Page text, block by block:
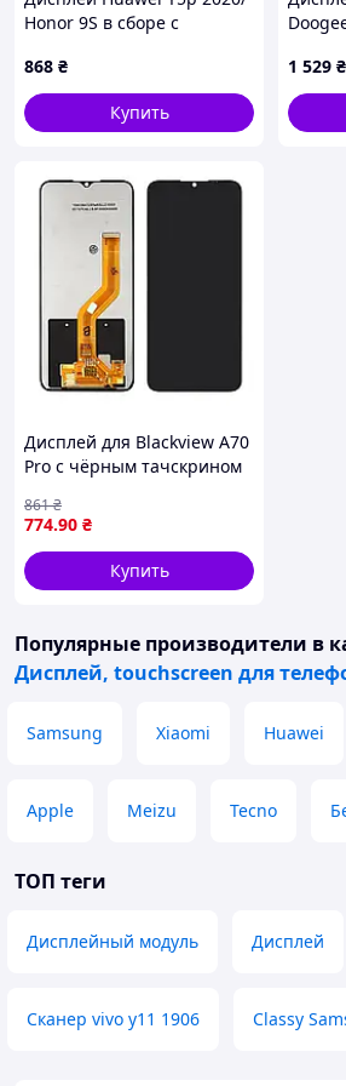
Honor 9S в сборе с
868 ₴
Купить
1 529 ₴
Дисплей для Blackview A70
Pro с чёрным тачскрином
774.90 ₴
861₴
Купить
Популярные производители в
Дисплей, touchscreen для
Samsung Xiaomi Huawei
Apple Meizu Tecno
ТОП теги
Дисплейный модуль Дисплей
Сканер vivo y11 1906 Classy